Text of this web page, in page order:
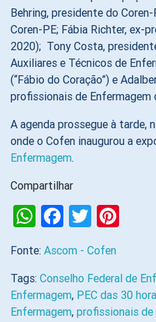
Behring, presidente do
Coren-PE; Fábia Richter, ex-
2020); Tony Costa,
Auxiliares e Técnicos de
(“Fábio do Coração”) e
profissionais de Enfermagem
A agenda prossegue à tarde,
onde o Cofen inaugurou a
Enfermagem.
Compartilhar
WhatsApp
Facebook
Twitter
Fonte: Ascom - Cofen
Tags: Conselho Federal de
Enfermagem, PEC das 30
Enfermagem, profissionais